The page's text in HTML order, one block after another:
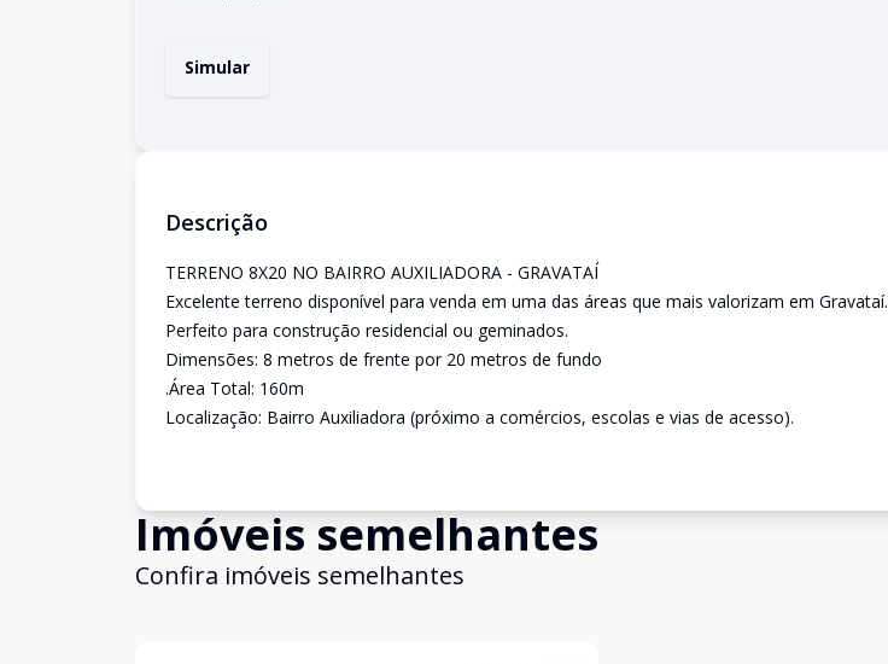
Simular
Descrição
TERRENO 8X20 NO BAIRRO AUXILIADORA - GRAVATAÍ
Excelente terreno disponível para venda em uma das áreas que mais valorizam em Gravataí.
Perfeito para construção residencial ou geminados.
Dimensões: 8 metros de frente por 20 metros de fundo
.Área Total: 160m
Localização: Bairro Auxiliadora (próximo a comércios, escolas e vias de acesso).
Imóveis semelhantes
Confira imóveis semelhantes